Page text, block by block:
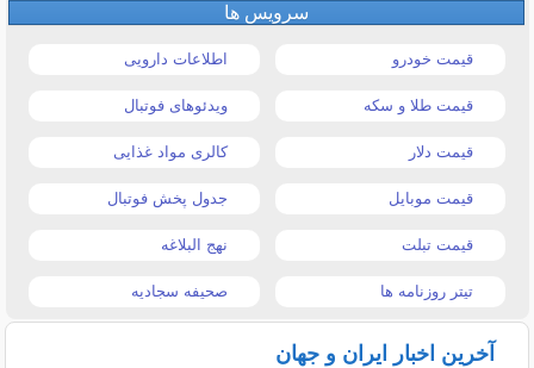
سرویس ها
قیمت خودرو اطلاعات دارویی
قیمت طلا و سکه ویدئوهای فوتبال
قیمت دلار کالری مواد غذایی
قیمت موبایل جدول پخش فوتبال
قیمت تبلت نهج البلاغه
تیتر روزنامه ها صحیفه سجادیه
آخرین اخبار ایران و جهان